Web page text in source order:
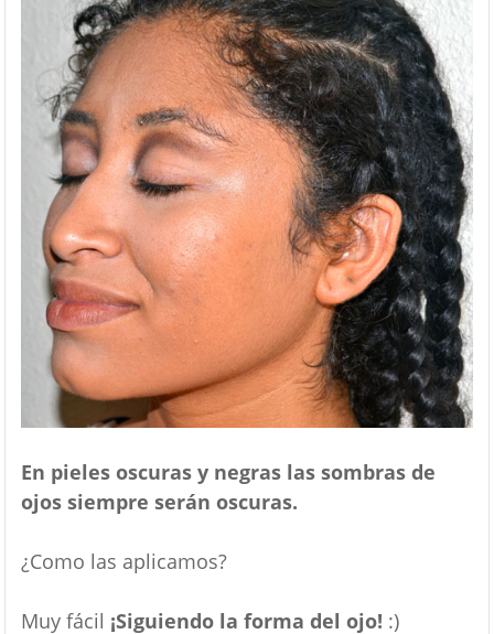
En pieles oscuras y negras las sombras de
ojos siempre serán oscuras.
¿Como las aplicamos?
Muy fácil ¡Siguiendo la forma del ojo! :)